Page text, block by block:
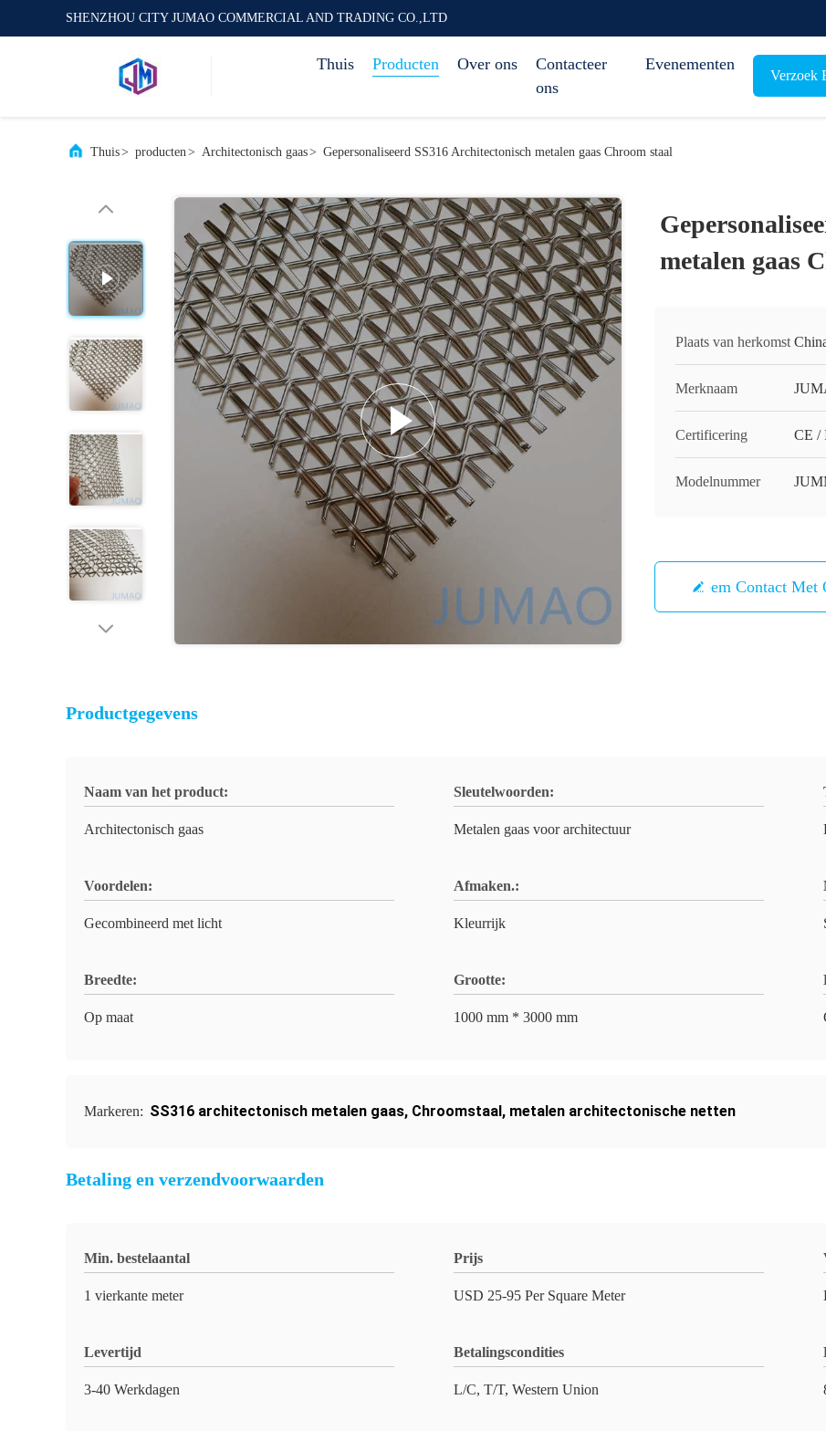
SHENZHOU CITY JUMAO COMMERCIAL AND TRADING CO.,LTD
Thuis Producten Over ons
Contacteer
ons
Evenementen
Verzoek
Thuis> producten> Architectonisch gaas> Gepersonaliseerd SS316 Architectonisch metalen gaas Chroom staal
metalen gaas
Plaats van herkomst
Merknaam
Certificering CE /
Modelnummer
Neem Contact Met
Productgegevens
Naam van het product:
Architectonisch gaas
Sleutelwoorden:
Metalen gaas voor architectuur
Voordelen:
Gecombineerd met licht
Afmaken.:
Kleurrijk
Breedte:
Op maat
Grootte:
1000 mm * 3000 mm
Markeren: SS316 architectonisch metalen gaas, Chroomstaal, metalen architectonische netten
Betaling en verzendvoorwaarden
Min. bestelaantal
1 vierkante meter
Prijs
USD 25-95 Per Square Meter
Levertijd
3-40 Werkdagen
Betalingscondities
L/C, T/T, Western Union